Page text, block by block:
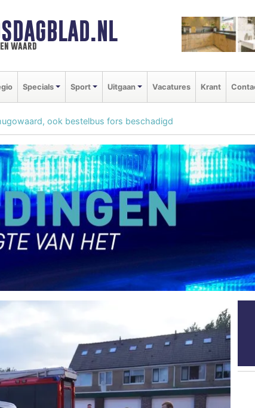
waard
Specials Sport Uitgaan Vacatures Krant
ook bestelbus fors beschadigd